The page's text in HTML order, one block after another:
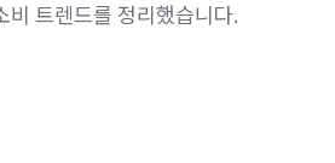
트렌드를 정리했습니다.